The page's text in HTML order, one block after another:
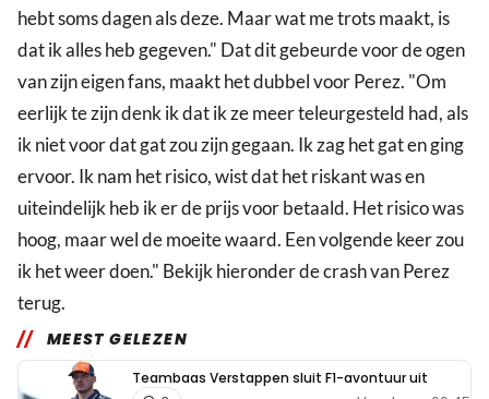
hebt soms dagen als deze. Maar wat me trots maakt, is
dat ik alles heb gegeven." Dat dit gebeurde voor de ogen
van zijn eigen fans, maakt het dubbel voor Perez. "Om
eerlijk te zijn denk ik dat ik ze meer teleurgesteld had, als
ik niet voor dat gat zou zijn gegaan. Ik zag het gat en ging
ervoor. Ik nam het risico, wist dat het riskant was en
uiteindelijk heb ik er de prijs voor betaald. Het risico was
hoog, maar wel de moeite waard. Een volgende keer zou
ik het weer doen." Bekijk hieronder de crash van Perez
terug.
MEEST GELEZEN
Teambaas Verstappen sluit F1-avontuur uit